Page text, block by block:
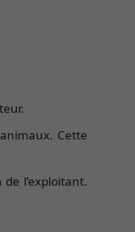
Cette
l’exploitant.